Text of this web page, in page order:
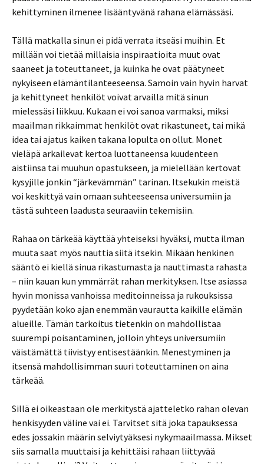
kehittyminen ilmenee lisääntyvänä rahana elämässäsi.
Tällä matkalla sinun ei pidä verrata itseäsi muihin. Et
millään voi tietää millaisia inspiraatioita muut ovat
saaneet ja toteuttaneet, ja kuinka he ovat päätyneet
nykyiseen elämäntilanteeseensa. Samoin vain hyvin harvat
ja kehittyneet henkilöt voivat arvailla mitä sinun
mielessäsi liikkuu. Kukaan ei voi sanoa varmaksi, miksi
maailman rikkaimmat henkilöt ovat rikastuneet, tai mikä
idea tai ajatus kaiken takana lopulta on ollut. Monet
vieläpä arkailevat kertoa luottaneensa kuudenteen
aistiinsa tai muuhun opastukseen, ja mielellään kertovat
kysyjille jonkin “järkevämmän” tarinan. Itsekukin meistä
voi keskittyä vain omaan suhteeseensa universumiin ja
tästä suhteen laadusta seuraaviin tekemisiin.
Rahaa on tärkeää käyttää yhteiseksi hyväksi, mutta ilman
muuta saat myös nauttia siitä itsekin. Mikään henkinen
sääntö ei kiellä sinua rikastumasta ja nauttimasta rahasta
– niin kauan kun ymmärrät rahan merkityksen. Itse asiassa
hyvin monissa vanhoissa meditoinneissa ja rukouksissa
pyydetään koko ajan enemmän vaurautta kaikille elämän
alueille. Tämän tarkoitus tietenkin on mahdollistaa
suurempi poisantaminen, jolloin yhteys universumiin
väistämättä tiivistyy entisestäänkin. Menestyminen ja
itsensä mahdollisimman suuri toteuttaminen on aina
tärkeää.
Sillä ei oikeastaan ole merkitystä ajatteletko rahan olevan
henkisyyden väline vai ei. Tarvitset sitä joka tapauksessa
edes jossakin määrin selviytyäksesi nykymaailmassa. Mikset
siis samalla muuttaisi ja kehittäisi rahaan liittyvää